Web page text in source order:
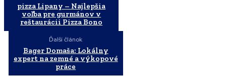
pizza Lipany – Najlepšia
voľba pre gurmánov v
reštaurácii Pizza Bono
Ďalší článok
Bager Domaša: Lokálny
expert na zemné a výkopové
práce